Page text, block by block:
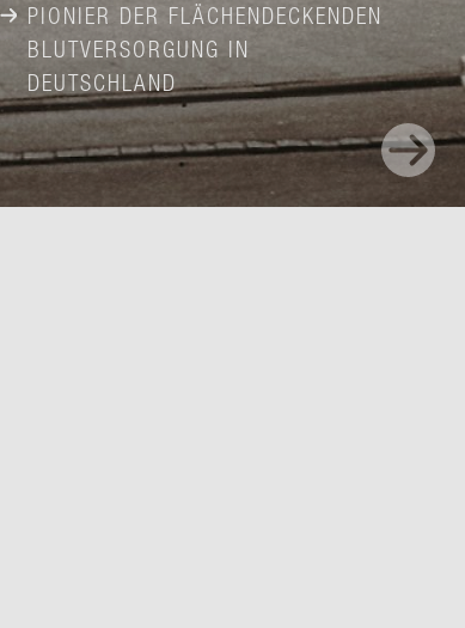
PIONIER DER FLÄCHENDECKENDEN
BLUTVERSORGUNG IN
DEUTSCHLAND